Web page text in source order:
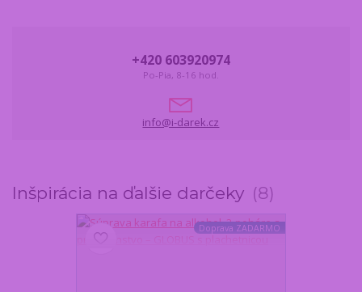
+420 603920974
Po-Pia, 8-16 hod.
info@i-darek.cz
Inšpirácia na ďalšie darčeky 8
Doprava ZADARMO